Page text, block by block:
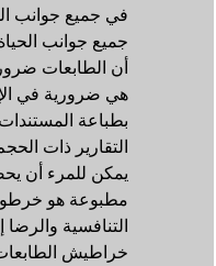
في جميع جوانب
جميع جوانب
أن الطابعات
هي ضرورية في
بطباعة
التقارير ذات
يمكن للمرء أن
مطبوعة هو
التنافسية والرضا
خراطيش